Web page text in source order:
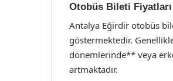
Otobüs Bileti Fiyatları
Antalya Eğirdir otobüs
göstermektedir.
dönemlerinde** veya
artmaktadır.